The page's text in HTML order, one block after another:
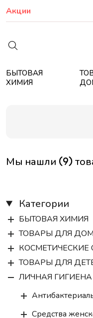
Акции
БЫТОВАЯ
ХИМИЯ
Мы нашли (9)
Категории
БЫТОВАЯ ХИМИЯ
ТОВАРЫ ДЛЯ
КОСМЕТИЧЕСКИЕ
ТОВАРЫ ДЛЯ
ЛИЧНАЯ ГИГИЕНА
Средства